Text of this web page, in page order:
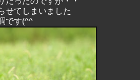
せてしまいました
です(^^ゞ